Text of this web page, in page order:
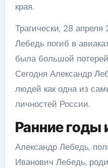
края.
Трагически, 28
Лебедь погиб в
была большой
Сегодня Александр
людей как одна из
личностей России.
Ранние годы
Александр Лебедь,
Иванович Лебедь,